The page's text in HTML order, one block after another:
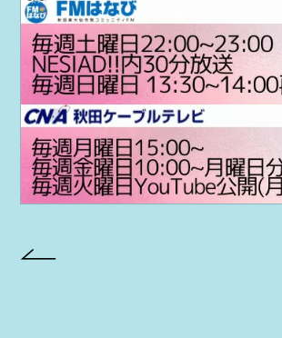
AYA Solo Project
AYA Solo Ploject Cister
PAST SCHEDULE